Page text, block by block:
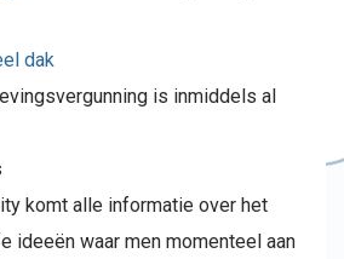
dak
is inmiddels al
komt alle informatie over het
ideeën waar men momenteel aan